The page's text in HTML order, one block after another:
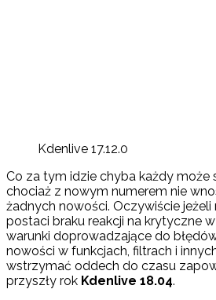
Kdenlive 17.12.0
Co za tym idzie chyba każdy może
chociaż z nowym numerem nie
żadnych nowości. Oczywiście
postaci braku reakcji na krytyczne
warunki doprowadzające do
nowości w funkcjach, filtrach i
wstrzymać oddech do czasu
przyszły rok Kdenlive 18.04.